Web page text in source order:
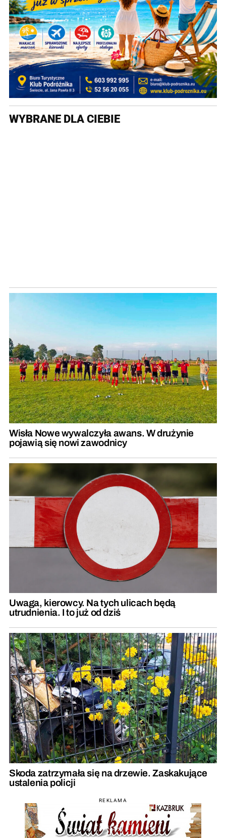
WYBRANE DLA CIEBIE
Wisła Nowe wywalczyła awans. W drużynie
pojawią się nowi zawodnicy
Uwaga, kierowcy. Na tych ulicach będą
utrudnienia. I to już od dziś
Skoda zatrzymała się na drzewie. Zaskakujące
ustalenia policji
REKLAMA